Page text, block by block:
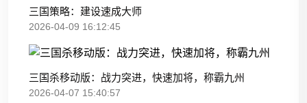
三国策略：建设速成大师
2026-04-09 16:12:45
三国杀移动版：战力突进，快速加将，称霸九州
2026-04-07 15:40:57